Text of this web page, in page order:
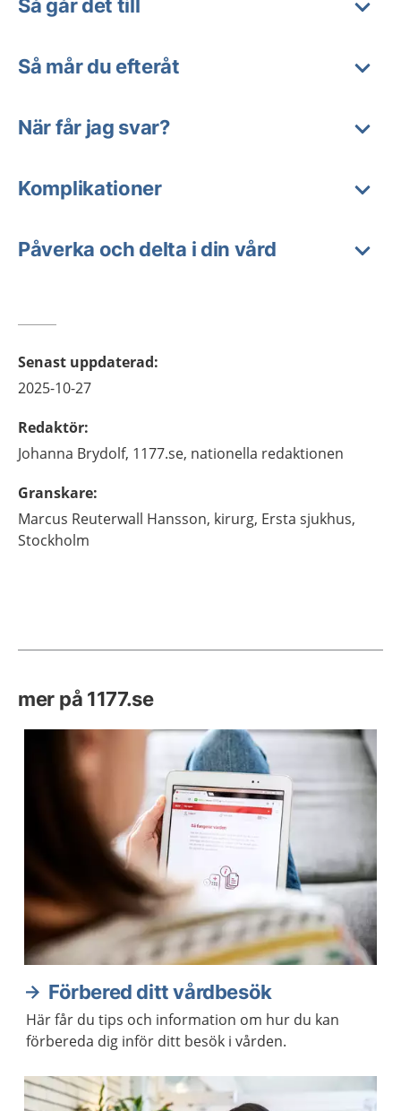
Så går det till
Så mår du efteråt
När får jag svar?
Komplikationer
Påverka och delta i din vård
Senast uppdaterad:
2025-10-27
Redaktör:
Johanna Brydolf, 1177.se, nationella redaktionen
Granskare:
Marcus Reuterwall Hansson, kirurg, Ersta sjukhus,
Stockholm
mer på 1177.se
Förbered ditt vårdbesök
Här får du tips och information om hur du kan
förbereda dig inför ditt besök i vården.